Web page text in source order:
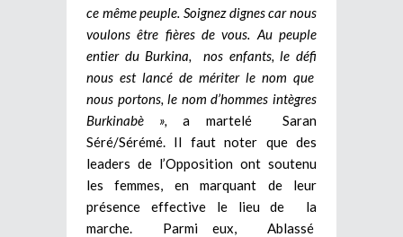
ce même peuple. Soignez dignes car nous
voulons être fières de vous. Au peuple
entier du Burkina, nos enfants, le défi
nous est lancé de mériter le nom que
nous portons, le nom d’hommes intègres
Burkinabè »,a martelé Saran
Séré/Sérémé. Il faut noter que des
leaders de l’Opposition ont soutenu
les femmes, en marquant de leur
présence effective le lieu de la
marche. Parmi eux, Ablassé